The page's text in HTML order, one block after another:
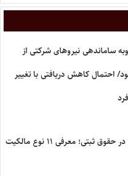
ساماندهی نیروهای شرکتی از
احتمال کاهش دریافتی با تغییر
انواع مالکیت املاک در حقوق ثبتی؛ معرفی ۱۱ نوع مالکیت